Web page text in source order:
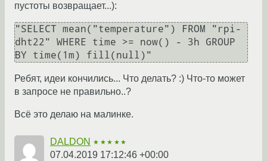
пустоты возвращает...):
"SELECT mean("temperature") FROM "rpi-
dht22" WHERE time >= now() - 3h GROUP
Ребят, идеи кончились... Что делать? :) Что-то может
в запросе не правильно..?
Всё это делаю на малинке.
DALDON ★★★★★
07.04.2019 17:12:46 +00:00